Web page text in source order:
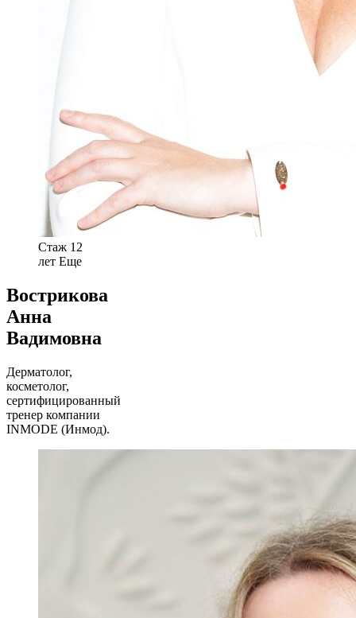
Стаж 12
лет Еще
Вострикова
Анна
Вадимовна
Дерматолог,
косметолог,
сертифицированный
тренер компании
INMODE (Инмод).